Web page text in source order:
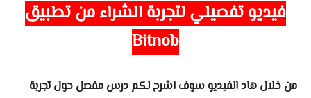
فيديو تفصيلي لتجربة الشراء من تطبيق
Bitnob
من خلال هاد الفيديو سوف اشرح لكم درس مفصل حول تجربة